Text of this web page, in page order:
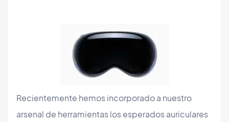
Recientemente hemos incorporado a nuestro
arsenal de herramientas los esperados auriculares